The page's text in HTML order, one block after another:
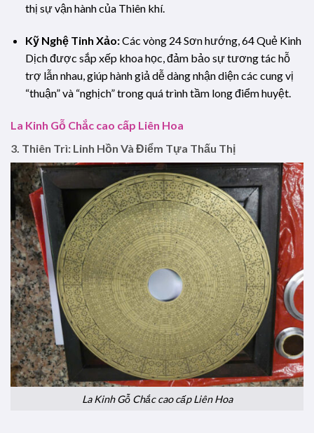
thị sự vận hành của Thiên khí.
Kỹ Nghệ Tinh Xảo:Các vòng 24 Sơn hướng, 64 Quẻ Kinh
Dịch được sắp xếp khoa học, đảm bảo sự tương tác hỗ
trợ lẫn nhau, giúp hành giả dễ dàng nhận diện các cung vị
“thuận” và “nghịch” trong quá trình tầm long điểm huyệt.
La Kinh Gỗ Chắc cao cấp Liên Hoa
3. Thiên Trì: Linh Hồn Và Điểm Tựa Thấu Thị
La Kinh Gỗ Chắc cao cấp Liên Hoa